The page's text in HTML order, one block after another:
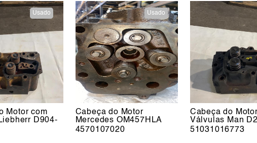
Usado
Motor com
D904-
Usado
Cabeça do Motor
Mercedes OM457HLA
4570107020
Cabeça do
Válvulas Man
51031016773